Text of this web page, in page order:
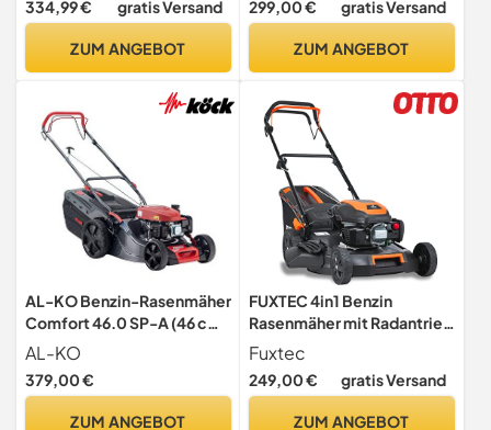
- 45L Grasfangkorb für
Rasenflächen -
Briggs & Stratton Motor
334,99 € gratis Versand
ZUM ANGEBOT
299,00 € gratis Versand
ZUM ANGEBOT
AL-KO Benzin-Rasenmäher
Comfort 46.0 SP-A (46 cm
Schnittbreite, 1.9 kW
Motorleistung, Robustes
Stahlblechgehäuse, mit
AL-KO
379,00 €
ZUM ANGEBOT
FUXTEC 4in1 Benzin
Rasenmäher mit Radantrieb
FX-RM5170 • 4-Takt
Mäher, 4PS/2,9kW • 51cm
Schnittbreite mit 7 Stufen
Fuxtec
249,00 € gratis Versand
ZUM ANGEBOT